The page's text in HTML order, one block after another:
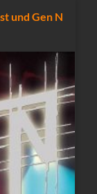
und Gen N